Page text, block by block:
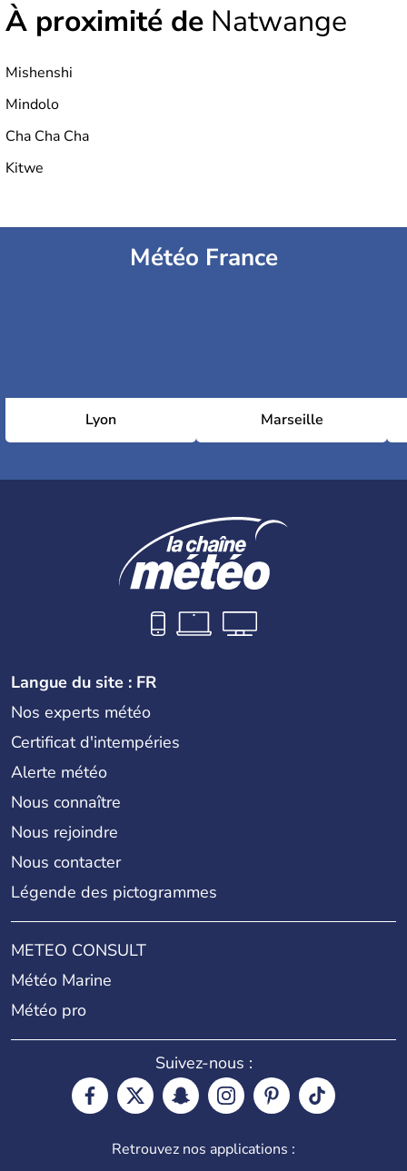
À proximité de Natwange
Mishenshi
Mindolo
Cha Cha Cha
Kitwe
Météo France
Lyon Marseille
Langue du site : FR
Nos experts météo
Certificat d'intempéries
Alerte météo
Nous connaître
Nous rejoindre
Nous contacter
Légende des pictogrammes
METEO CONSULT
Météo Marine
Météo pro
Suivez-nous :
Retrouvez nos applications :